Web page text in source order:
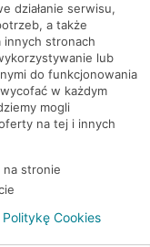
prawa zastrzeżone
działanie serwisu,
a także
innych stronach
lub
do funkcjonowania
w każdym
mogli
na tej i innych
stronie
Cookies